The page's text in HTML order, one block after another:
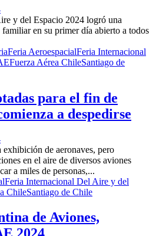
y del Espacio 2024 logró una
en su primer día abierto a todos
Feria AeroespacialFeria Internacional
Fuerza Aérea ChileSantiago de
para el fin de
a despedirse
de aeronaves, pero
en el aire de diversos aviones
a miles de personas,...
Feria Internacional Del Aire y del
ChileSantiago de Chile
de Aviones,